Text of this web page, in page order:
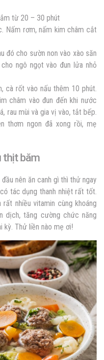
từ 20 – 30 phút
Nấm rơm, nấm kim châm cắt
đó cho sườn non vào xào săn
ngô ngọt vào đun lửa nhỏ
cà rốt vào nấu thêm 10 phút.
châm vào đun đến khi nước
rau mùi và gia vị vào, tắt bếp.
thơm ngon đã xong rồi, mẹ
thịt băm
nên ăn canh gì thì thử ngay
tác dụng thanh nhiệt rất tốt.
nhiều vitamin cùng khoáng
dịch, tăng cường chức năng
kỳ. Thử liền nào mẹ ơi!